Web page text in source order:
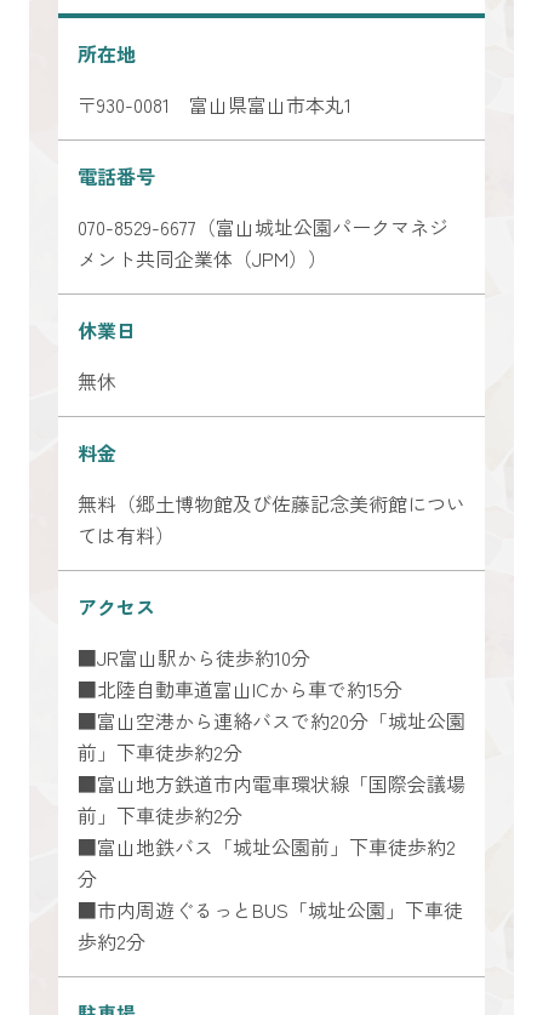
所在地
〒930-0081 富山県富山市本丸1
電話番号
070-8529-6677（富山城址公園パークマネジ
メント共同企業体（JPM））
休業日
無休
料金
無料（郷土博物館及び佐藤記念美術館につい
ては有料）
アクセス
■JR富山駅から徒歩約10分
■北陸自動車道富山ICから車で約15分
■富山空港から連絡バスで約20分「城址公園
前」下車徒歩約2分
■富山地方鉄道市内電車環状線「国際会議場
前」下車徒歩約2分
■富山地鉄バス「城址公園前」下車徒歩約2
分
■市内周遊ぐるっとBUS「城址公園」下車徒
歩約2分